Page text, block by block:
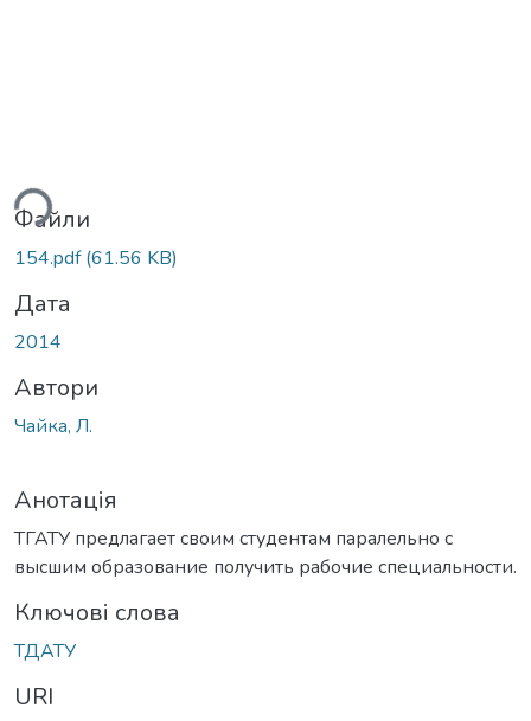
Файли
154.pdf(61.56 KB)
Дата
2014
Автори
Чайка, Л.
Анотація
ТГАТУ предлагает своим студентам паралельно с
высшим образование получить рабочие специальности.
Ключові слова
ТДАТУ
URI